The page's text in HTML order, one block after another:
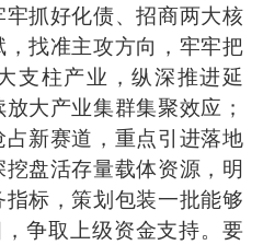
抓好化债、招商两大核
找准主攻方向，牢牢把
支柱产业，纵深推进延
大产业集群集聚效应；
新赛道，重点引进落地
盘活存量载体资源，明
标，策划包装一批能够
争取上级资金支持。要